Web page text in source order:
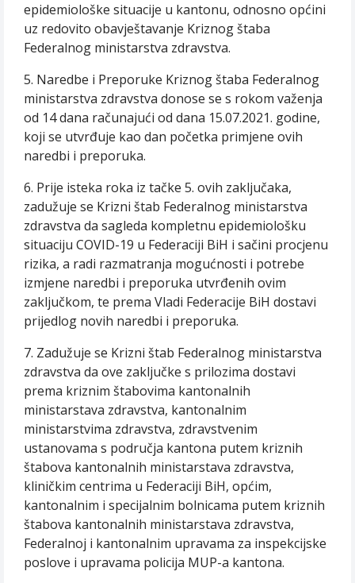
epidemiološke situacije u kantonu, odnosno općini
uz redovito obavještavanje Kriznog štaba
Federalnog ministarstva zdravstva.
5. Naredbe i Preporuke Kriznog štaba Federalnog
ministarstva zdravstva donose se s rokom važenja
od 14 dana računajući od dana 15.07.2021. godine,
koji se utvrđuje kao dan početka primjene ovih
naredbi i preporuka.
6. Prije isteka roka iz tačke 5. ovih zaključaka,
zadužuje se Krizni štab Federalnog ministarstva
zdravstva da sagleda kompletnu epidemiološku
situaciju COVID-19 u Federaciji BiH i sačini procjenu
rizika, a radi razmatranja mogućnosti i potrebe
izmjene naredbi i preporuka utvrđenih ovim
zaključkom, te prema Vladi Federacije BiH dostavi
prijedlog novih naredbi i preporuka.
7. Zadužuje se Krizni štab Federalnog ministarstva
zdravstva da ove zaključke s prilozima dostavi
prema kriznim štabovima kantonalnih
ministarstava zdravstva, kantonalnim
ministarstvima zdravstva, zdravstvenim
ustanovama s područja kantona putem kriznih
štabova kantonalnih ministarstava zdravstva,
kliničkim centrima u Federaciji BiH, općim,
kantonalnim i specijalnim bolnicama putem kriznih
štabova kantonalnih ministarstava zdravstva,
Federalnoj i kantonalnim upravama za inspekcijske
poslove i upravama policija MUP-a kantona.